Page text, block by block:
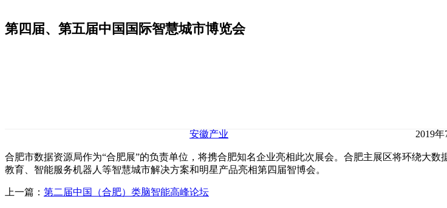
第四届、第五届中国国际智慧城市博览会
安徽产业 2019
合肥市数据资源局作为“合肥展”的负责单位，将携合肥知名企业亮相此次展会。合肥主展区将环绕大
教育、智能服务机器人等智慧城市解决方案和明星产品亮相第四届智博会。
上一篇： 第二届中国（合肥）类脑智能高峰论坛